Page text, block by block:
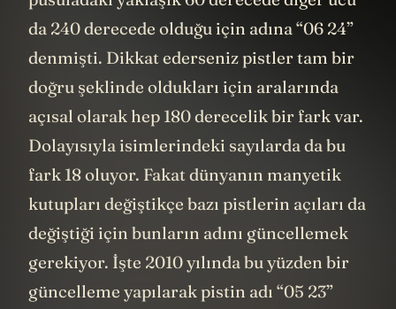
da 240 derecede olduğu için adına “06 24”
denmişti. Dikkat ederseniz pistler tam bir
doğru şeklinde oldukları için aralarında
açısal olarak hep 180 derecelik bir fark var.
Dolayısıyla isimlerindeki sayılarda da bu
fark 18 oluyor. Fakat dünyanın manyetik
kutupları değiştikçe bazı pistlerin açıları da
değiştiği için bunların adını güncellemek
gerekiyor. İşte 2010 yılında bu yüzden bir
güncelleme yapılarak pistin adı “05 23”